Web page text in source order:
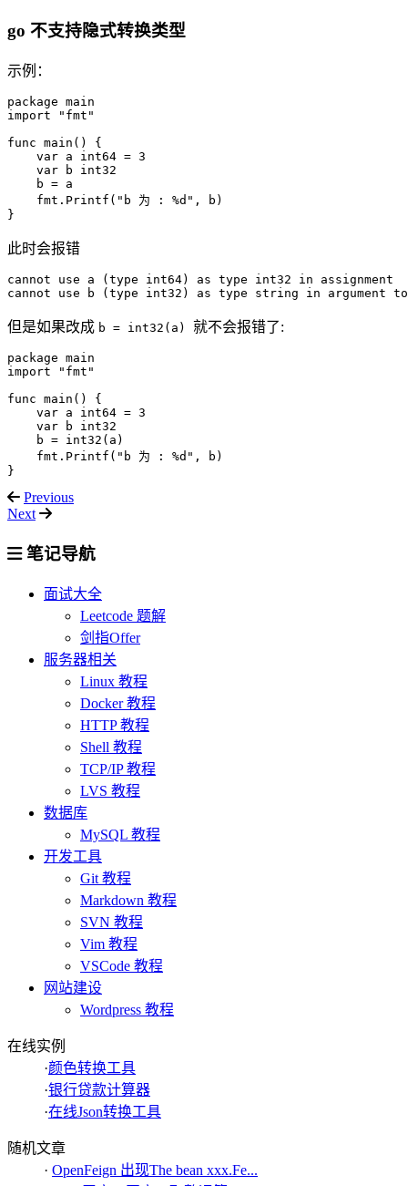
go 不支持隐式转换类型
示例：
package main
import "fmt"
func main() {
    var a int64 = 3
    var b int32
    b = a
    fmt.Printf("b 为 : %d", b)
}
此时会报错
cannot use a (type int64) as type int32 in assignment
cannot use b (type int32) as type string in argument
但是如果改成 ​ b = int32(a) ​就不会报错了:
package main
import "fmt"
func main() {
    var a int64 = 3
    var b int32
    b = int32(a)
    fmt.Printf("b 为 : %d", b)
}
Previous
Next
笔记导航
面试大全
Leetcode 题解
剑指Offer
服务器相关
Linux 教程
Docker 教程
HTTP 教程
Shell 教程
TCP/IP 教程
LVS 教程
数据库
MySQL 教程
开发工具
Git 教程
Markdown 教程
SVN 教程
Vim 教程
VSCode 教程
网站建设
Wordpress 教程
在线实例
·颜色转换工具
·银行贷款计算器
·在线Json转换工具
随机文章
· OpenFeign 出现The bean xxx.Fe...